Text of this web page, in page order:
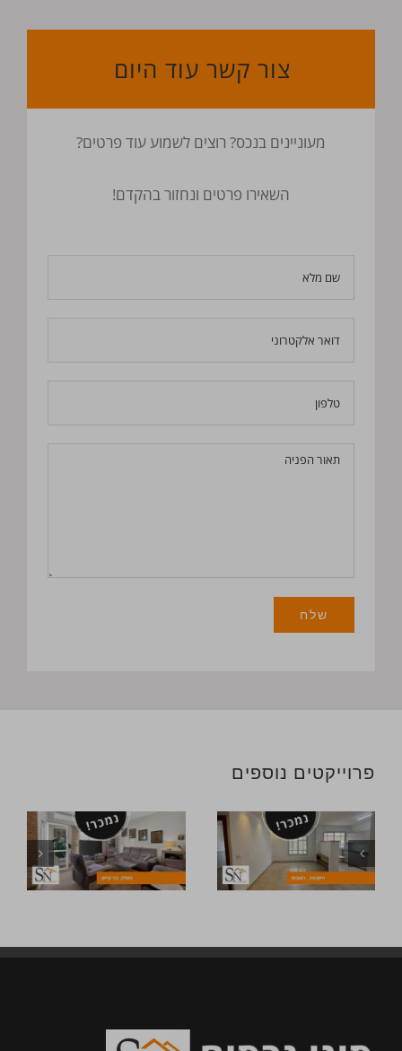
צור קשר עוד היום
מעוניינים בנכס? רוצים לשמוע עוד פרטים?
השאירו פרטים ונחזור בהקדם!
פרוייקטים נוספים